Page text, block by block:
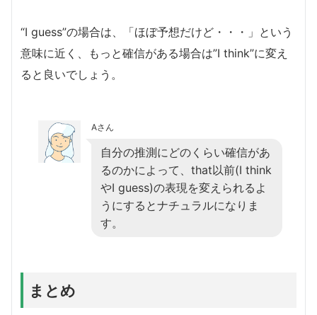
“I guess”の場合は、「ほぼ予想だけど・・・」という
意味に近く、もっと確信がある場合は”I think”に変え
ると良いでしょう。
Aさん
自分の推測にどのくらい確信があ
るのかによって、that以前(I think
やI guess)の表現を変えられるよ
うにするとナチュラルになりま
す。
まとめ